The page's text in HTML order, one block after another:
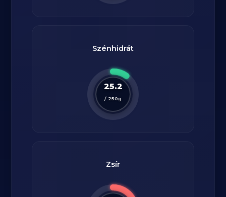
Szénhidrát
25.2
/ 250g
Zsír